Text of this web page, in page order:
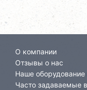
О компании
Отзывы о нас
Наше оборудование
Часто задаваемые